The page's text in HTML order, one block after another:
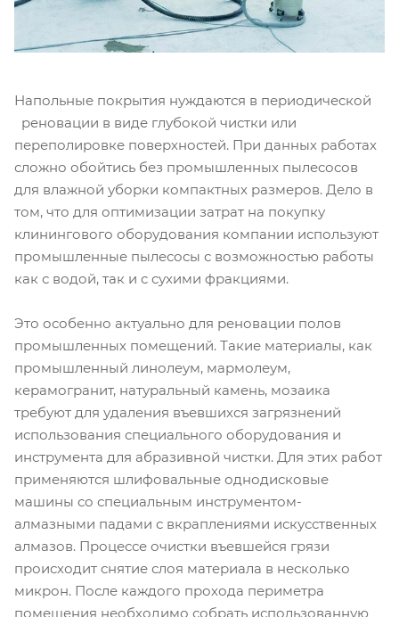
Напольные покрытия нуждаются в периодической
реновации в виде глубокой чистки или
переполировке поверхностей. При данных работах
сложно обойтись без промышленных пылесосов
для влажной уборки компактных размеров. Дело в
том, что для оптимизации затрат на покупку
клинингового оборудования компании используют
промышленные пылесосы с возможностью работы
как с водой, так и с сухими фракциями.
Это особенно актуально для реновации полов
промышленных помещений. Такие материалы, как
промышленный линолеум, мармолеум,
керамогранит, натуральный камень, мозаика
требуют для удаления въевшихся загрязнений
использования специального оборудования и
инструмента для абразивной чистки. Для этих работ
применяются шлифовальные однодисковые
машины со специальным инструментом-
алмазными падами с вкраплениями искусственных
алмазов. Процессе очистки въевшейся грязи
происходит снятие слоя материала в несколько
микрон. После каждого прохода периметра
помещения необходимо собрать использованную